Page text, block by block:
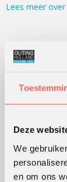
Deze
We
en om ons
Lees meer
Persoonlijke
Alle